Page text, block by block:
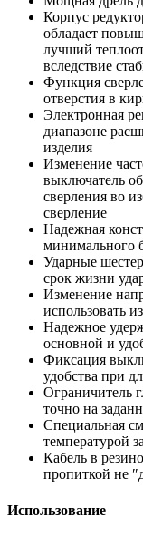
Корпус
обладает
лучший
вследствие
Функция
отверстия в
Электронная
диапазоне
изделия
Изменение
выключатель
сверления во
сверление
Надежная
минимального
Ударные
срок жизни
Изменение
использовать
Надежное
основной и
Фиксация
удобства при
Ограничитель
точно на
Специальная
температурой
Кабель в
пропиткой не
Использование